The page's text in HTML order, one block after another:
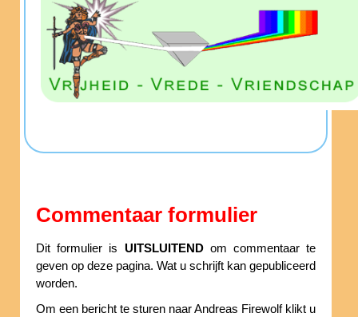
Commentaar formulier
Dit formulier is UITSLUITENDom commentaar te
geven op deze pagina. Wat u schrijft kan gepubliceerd
worden.
Om een bericht te sturen naar Andreas Firewolf klikt u